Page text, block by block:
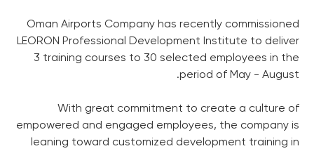
Institute Oman
Oman Airports Company has recently commissioned
LEORON Professional Development Institute to deliver
3 training courses to 30 selected employees in the
period of May - August.
With great commitment to create a culture of
empowered and engaged employees, the company is
leaning toward customized development training in